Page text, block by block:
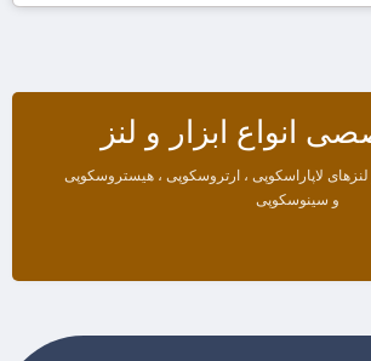
انواع ابزار و لنز
لنزهای لاپاراسکوپی ، ارتروسکوپی ، هیستروسکوپی
و سینوسکوپی